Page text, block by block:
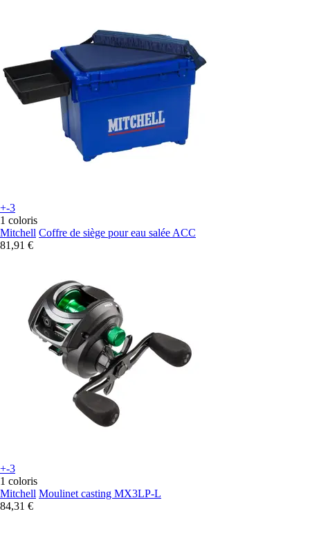
+-3
1 coloris
Mitchell Coffre de siège pour eau salée ACC
81,91 €
+-3
1 coloris
Mitchell Moulinet casting MX3LP-L
84,31 €